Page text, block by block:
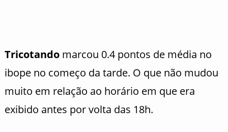
Tricotandomarcou 0.4 pontos de média no
ibope no começo da tarde. O que não mudou
muito em relação ao horário em que era
exibido antes por volta das 18h.